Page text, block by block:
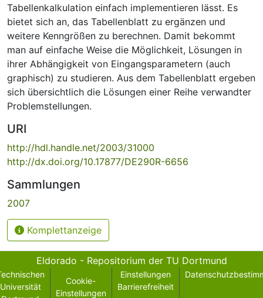
Tabellenkalkulation einfach implementieren lässt. Es
bietet sich an, das Tabellenblatt zu ergänzen und
weitere Kenngrößen zu berechnen. Damit bekommt
man auf einfache Weise die Möglichkeit, Lösungen in
ihrer Abhängigkeit von Eingangsparametern (auch
graphisch) zu studieren. Aus dem Tabellenblatt ergeben
sich übersichtlich die Lösungen einer Reihe verwandter
Problemstellungen.
URI
http://hdl.handle.net/2003/31000
http://dx.doi.org/10.17877/DE290R-6656
Sammlungen
2007
Komplettanzeige
Eldorado - Repositorium der TU Dortmund
Universität
Cookie-
Einstellungen
Einstellungen
Barrierefreiheit